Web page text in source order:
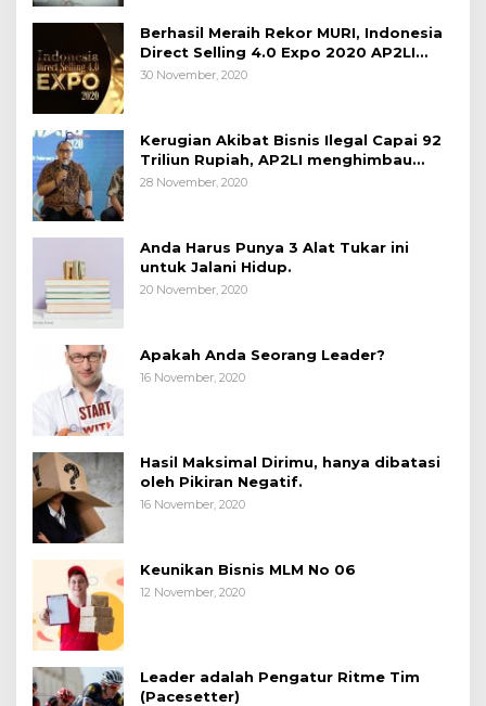
Berhasil Meraih Rekor MURI, Indonesia
Direct Selling 4.0 Expo 2020 AP2LI
berakhir sangat memuaskan
30 November, 2020
Kerugian Akibat Bisnis Ilegal Capai 92
Triliun Rupiah, AP2LI menghimbau
masyarakat Waspada.
28 November, 2020
Anda Harus Punya 3 Alat Tukar ini
untuk Jalani Hidup.
20 November, 2020
Apakah Anda Seorang Leader?
16 November, 2020
Hasil Maksimal Dirimu, hanya dibatasi
oleh Pikiran Negatif.
16 November, 2020
Keunikan Bisnis MLM No 06
12 November, 2020
Leader adalah Pengatur Ritme Tim
(Pacesetter)